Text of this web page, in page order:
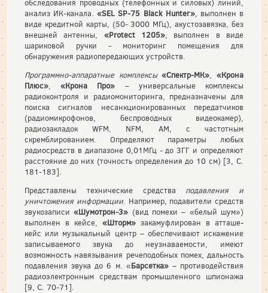
обследования проводных (телефонных и силовых) линий,
анализ ИК-канала.«SEL SP-75 Black Hunter», выполнен в
виде кредитной карты, (50- 3000 МГц), акустозавязка, без
внешней антенны, «Protect 1205», выполнен в виде
шариковой ручки - мониторинг помещения для
обнаружения радиопередающих устройств.
Программно-аппаратные комплексы«Спектр-МК»,«Крона
Плюс», «Крона Про» – универсальные комплексы
радиоконтроля и радиомониторинга, предназначены для
поиска сигналов несанкционированных передатчиков
(радиомикрофонов, беспроводных видеокамер),
радиозакладок WFM, NFM, AM, с частотным
cкремблированием. Определяют параметры любых
радиосредств в диапазоне 0,01МГц - до 3ГГ и определяют
расстояние до них (точность определения до 10 см) [3, С.
181-183].
Представлены технические средства подавления и
уничтожения информации. Например, подавители средств
звукозаписи«Шумотрон-3» (вид помехи – «белый шум»)
выполнен в кейсе, «Шторм» закамуфлирован в атташе-
кейс или музыкальный центр – обеспечивают искажение
записываемого звука до неузнаваемости, имеют
возможность навязывания речеподобных помех, дальность
подавления звука до 6 м. «Барсетка» – противодействия
радиоэлектронным средствам промышленного шпионажа
[9, С. 70-71].